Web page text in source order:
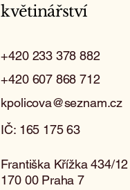
květinářství
+420 233 378 882
+420 607 868 712
kpolicova@seznam.cz
IČ: 165 175 63
Františka Křížka 434/12
170 00 Praha 7